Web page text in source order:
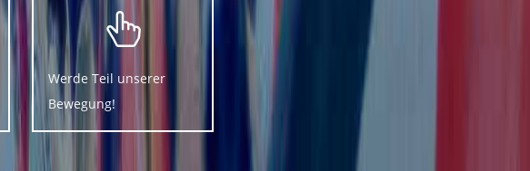
Werde Teil unserer
Bewegung!